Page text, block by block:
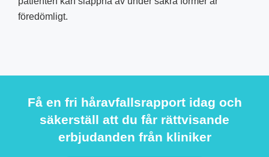
föredömligt.
Få en fri håravfallsrapport idag och
säkerställ att du får rättvisande
erbjudanden från kliniker